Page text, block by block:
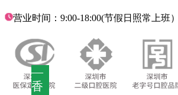
—
香
营业时间：9:00-18:00(节假日照常上班）